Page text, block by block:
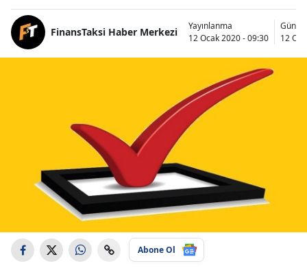
FinansTaksi Haber Merkezi
Yayınlanma
12 Ocak 2020 - 09:30
12
Abone Ol